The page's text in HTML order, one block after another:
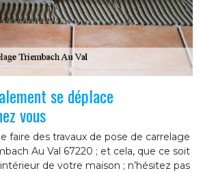
se déplace
vous
faire des travaux de pose de carrelage
Au Val 67220 ; et cela, que ce soit
de votre maison ; n’hésitez pas